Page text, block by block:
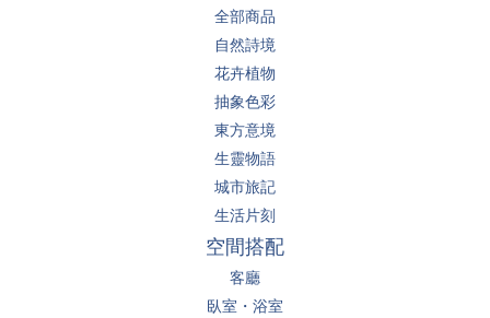
全部商品
自然詩境
花卉植物
抽象色彩
東方意境
生靈物語
城市旅記
生活片刻
空間搭配
客廳
臥室・浴室